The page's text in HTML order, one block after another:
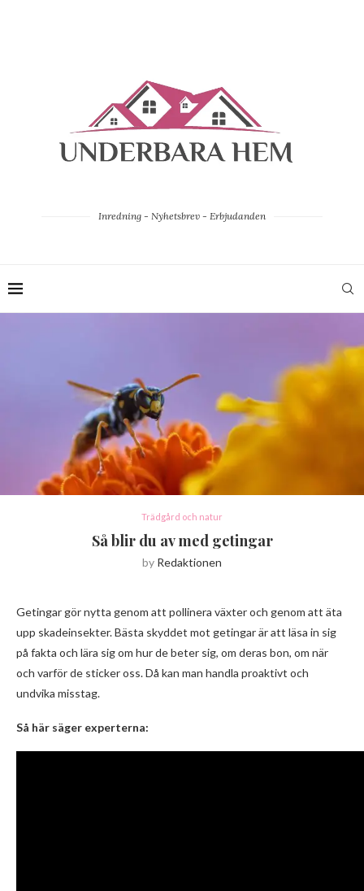
Inredning - Nyhetsbrev - Erbjudanden
Trädgård och natur
Så blir du av med getingar
by Redaktionen
Getingar gör nytta genom att pollinera växter och genom att äta
upp skadeinsekter. Bästa skyddet mot getingar är att läsa in sig
på fakta och lära sig om hur de beter sig, om deras bon, om när
och varför de sticker oss. Då kan man handla proaktivt och
undvika misstag.
Så här säger experterna: